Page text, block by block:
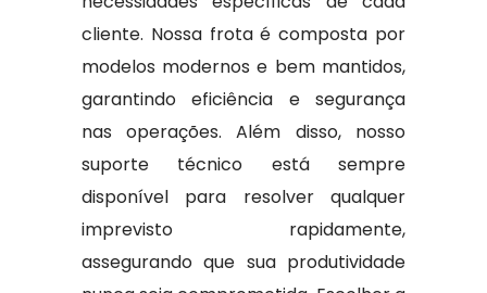
cliente. Nossa frota é composta por
modelos modernos e bem mantidos,
garantindo eficiência e segurança
nas operações. Além disso, nosso
suporte técnico está sempre
disponível para resolver qualquer
imprevisto rapidamente,
assegurando que sua produtividade